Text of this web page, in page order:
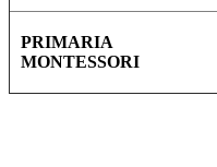
PRIMARIA
MONTESSORI